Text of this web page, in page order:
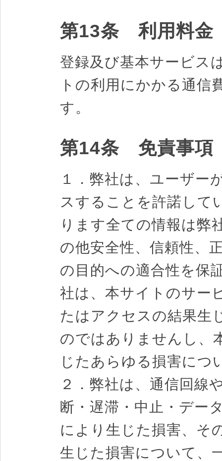
第13条 利用料金
登録及び基本サービス
トの利用にかかる通信
す。
第14条 免責事項
１．弊社は、ユーザー
スすることを許諾して
ります全ての情報は弊
の他安全性、信頼性、
の目的への適合性を保
社は、本サイトのサー
たはアクセスの結果生
のではありませんし、
じたあらゆる損害につ
２．弊社は、通信回線
断・遅滞・中止・デー
により生じた損害、そ
生じた損害について、